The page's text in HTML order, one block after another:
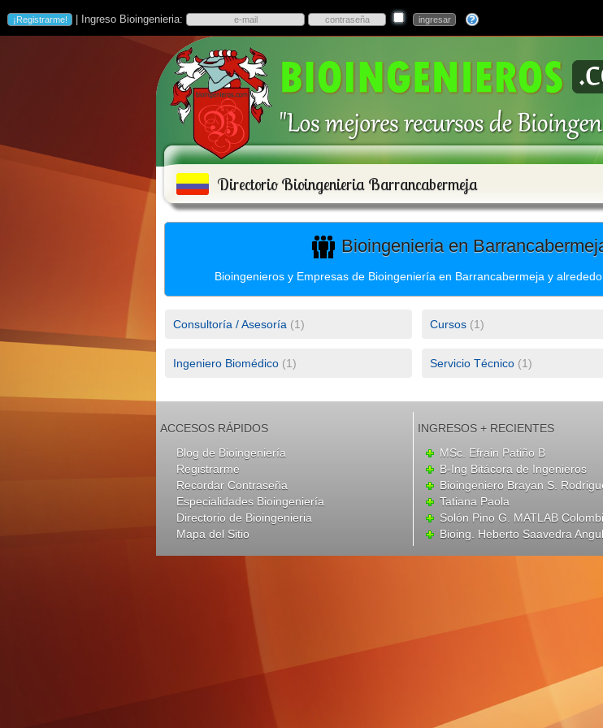
| Ingreso Bioingenieria:
Directorio Bioingenieria Barrancabermeja
Bioingenieria en
Bioingenieros y Empresas de Bioingeniería en Barrancabermeja y
Consultoría / Asesoría (1) Cursos (1)
Ingeniero Biomédico (1) Servicio Técnico (1)
ACCESOS RÁPIDOS
Blog de Bioingeniería
Registrarme
Recordar Contraseña
Especialidades Bioingeniería
Directorio de Bioingenieria
Mapa del Sitio
INGRESOS + RECIENTES
MSc. Efrain Patiño B
B-Ing Bitácora de Ingenieros
Bioingeniero Brayan S.
Tatiana Paola
Solón Pino G. MATLAB
Bioing. Heberto Saavedra